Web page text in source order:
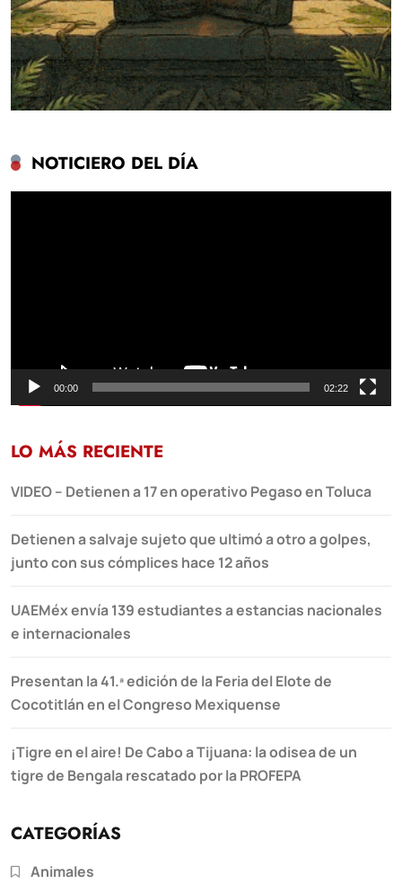
NOTICIERO DEL DÍA
00:00 02:22
LO MÁS RECIENTE
VIDEO – Detienen a 17 en operativo Pegaso en Toluca
Detienen a salvaje sujeto que ultimó a otro a golpes,
junto con sus cómplices hace 12 años
UAEMéx envía 139 estudiantes a estancias nacionales
e internacionales
Presentan la 41.ª edición de la Feria del Elote de
Cocotitlán en el Congreso Mexiquense
¡Tigre en el aire! De Cabo a Tijuana: la odisea de un
tigre de Bengala rescatado por la PROFEPA
CATEGORÍAS
Animales